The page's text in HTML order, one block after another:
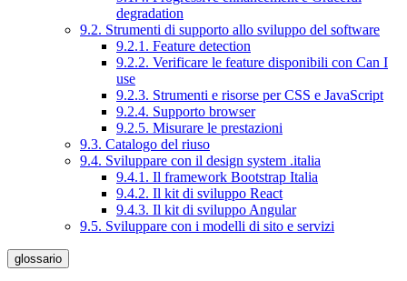
degradation
9.2. Strumenti di supporto allo sviluppo del software
9.2.1. Feature detection
9.2.2. Verificare le feature disponibili con Can I
use
9.2.3. Strumenti e risorse per CSS e JavaScript
9.2.4. Supporto browser
9.2.5. Misurare le prestazioni
9.3. Catalogo del riuso
9.4. Sviluppare con il design system .italia
9.4.1. Il framework Bootstrap Italia
9.4.2. Il kit di sviluppo React
9.4.3. Il kit di sviluppo Angular
9.5. Sviluppare con i modelli di sito e servizi
glossario